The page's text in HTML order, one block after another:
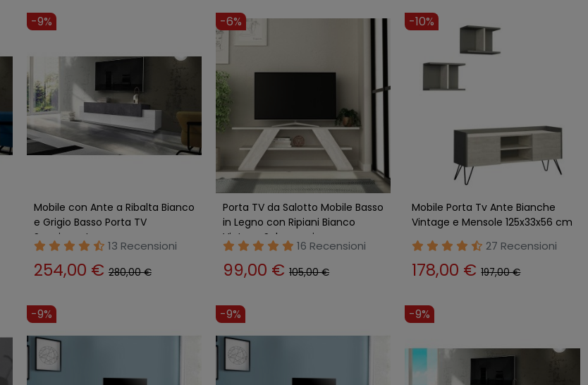
-9%
Mobile con Ante a Ribalta Bianco
e Grigio Basso Porta TV
Soggiorno Legno
13 Recensioni
254,00 € 280,00 €
-6%
Porta TV da Salotto Mobile Basso
in Legno con Ripiani Bianco
Vintage Salvaspazio
16 Recensioni
99,00 €105,00 €
-10%
Mobile Porta Tv Ante Bianche
Vintage e Mensole 125x33x56 cm
27 Recensioni
178,00 €197,00 €
-9% -9% -9%